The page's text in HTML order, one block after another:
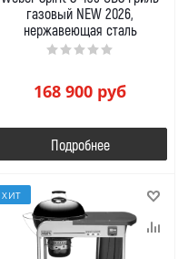
газовый NEW 2026,
нержавеющая сталь
168 900 руб
Подробнее
ХИТ